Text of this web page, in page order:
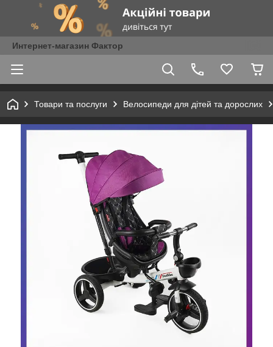
Интернет-магазин Фактор
Товари та послуги Велосипеди для дітей та дорослих